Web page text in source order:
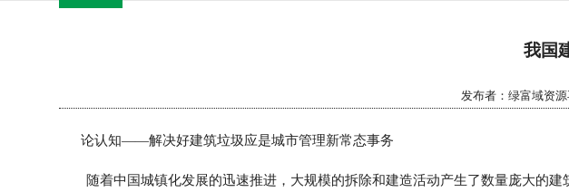
我国
发布者：绿富域资
论认知——解决好建筑垃圾应是城市管理新常态事务
随着中国城镇化发展的迅速推进，大规模的拆除和建造活动产生了数量庞大的建